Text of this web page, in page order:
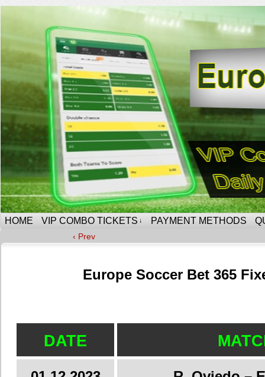
HOME VIP COMBO TICKETS ↓ PAYMENT METHODS
‹ Prev
Europe Soccer Bet 365
DATE